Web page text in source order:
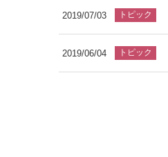
2019/07/03
2019/06/04